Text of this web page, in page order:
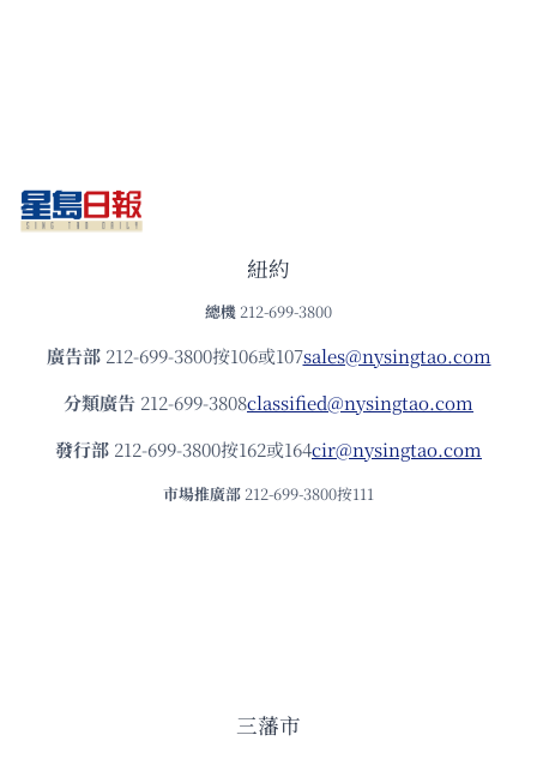
紐約
總機 212-699-3800
廣告部212-699-3800按106或107sales@nysingtao.com
分類廣告 212-699-3808classified@nysingtao.com
發⾏部 212-699-3800按162或164cir@nysingtao.com
市場推廣部 212-699-3800按111
三藩市